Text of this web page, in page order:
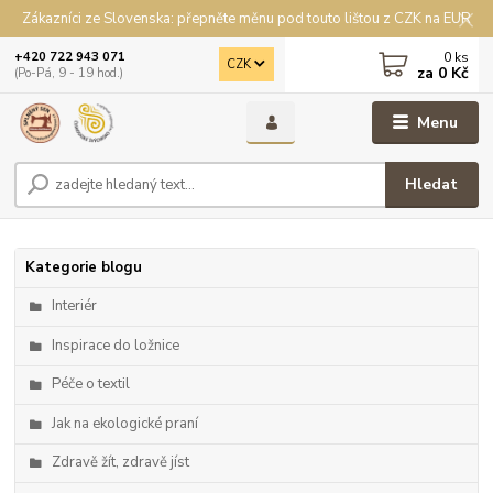
Zákazníci ze Slovenska: přepněte měnu pod touto lištou z CZK na EUR
Menu
CZK
Hledat
+420 722 943 071
(Po-Pá, 9 - 19 hod.)
0 ks
za 0 Kč
Kategorie blogu
Interiér
Inspirace do ložnice
Péče o textil
Jak na ekologické praní
Zdravě žít, zdravě jíst